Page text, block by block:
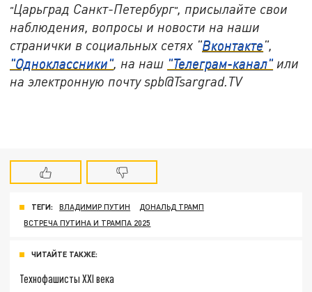
"Царьград Санкт-Петербург", присылайте свои
наблюдения, вопросы и новости на наши
странички в социальных сетях "Вконтакте",
"Одноклассники", на наш "Телеграм-канал" или
на электронную почту spb@Tsargrad.TV
ТЕГИ: ВЛАДИМИР ПУТИН
ДОНАЛЬД ТРАМП
ВСТРЕЧА ПУТИНА И ТРАМПА 2025
ЧИТАЙТЕ ТАКЖЕ:
Технофашисты XXI века